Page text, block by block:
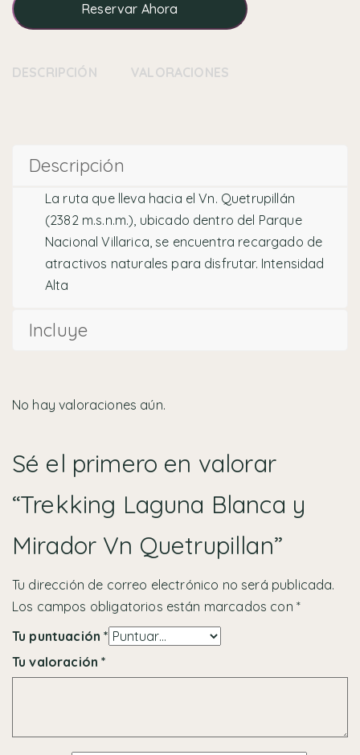
Reservar Ahora
DESCRIPCIÓN VALORACIONES (0)
Descripción
La ruta que lleva hacia el Vn. Quetrupillán
(2382 m.s.n.m.), ubicado dentro del Parque
Nacional Villarica, se encuentra recargado de
atractivos naturales para disfrutar. Intensidad
Alta
Incluye
No hay valoraciones aún.
Sé el primero en valorar
“Trekking Laguna Blanca y
Mirador Vn Quetrupillan”
Tu dirección de correo electrónico no será publicada.
Los campos obligatorios están marcados con *
Tu puntuación*
Tu valoración*